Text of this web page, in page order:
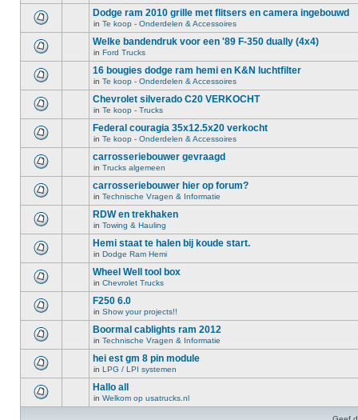
Dodge ram 2010 grille met flitsers en camera ingebouwd
in Te koop - Onderdelen & Accessoires
Welke bandendruk voor een '89 F-350 dually (4x4)
in Ford Trucks
16 bougies dodge ram hemi en K&N luchtfilter
in Te koop - Onderdelen & Accessoires
Chevrolet silverado C20 VERKOCHT
in Te koop - Trucks
Federal couragia 35x12.5x20 verkocht
in Te koop - Onderdelen & Accessoires
carrosseriebouwer gevraagd
in Trucks algemeen
carrosseriebouwer hier op forum?
in Technische Vragen & Informatie
RDW en trekhaken
in Towing & Hauling
Hemi staat te halen bij koude start.
in Dodge Ram Hemi
Wheel Well tool box
in Chevrolet Trucks
F250 6.0
in Show your projects!!
Boormal cablights ram 2012
in Technische Vragen & Informatie
hei est gm 8 pin module
in LPG / LPI systemen
Hallo all
in Welkom op usatrucks.nl